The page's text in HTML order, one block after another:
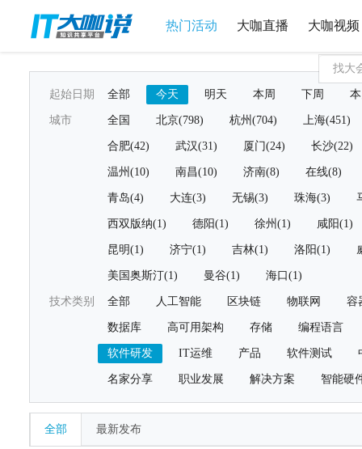
热门活动 大咖直播 大咖视频
起始日期 全部 今天 明天 本周 下周
城市 全国 北京(798) 杭州(704) 上海(451)
合肥(42) 武汉(31) 厦门(24) 长沙(22)
温州(10) 南昌(10) 济南(8) 在线(8)
青岛(4) 大连(3) 无锡(3) 珠海(3)
西双版纳(1) 德阳(1) 徐州(1) 咸阳(1)
昆明(1) 济宁(1) 吉林(1) 洛阳(1)
美国奥斯汀(1) 曼谷(1) 海口(1)
技术类别 全部 人工智能 区块链 物联网 容
数据库 高可用架构 存储 编程语言
软件研发 IT运维 产品 软件测试
名家分享 职业发展 解决方案 智能硬
全部 最新发布